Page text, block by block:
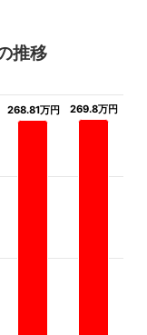
推移
268.81万円
268.81万円 269.8万円
269.8万円